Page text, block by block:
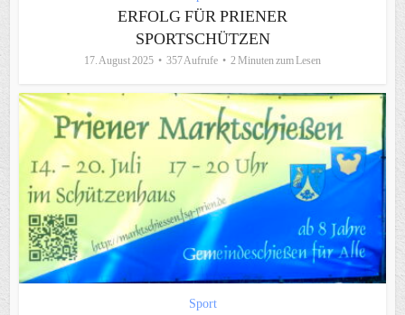
ERFOLG FÜR PRIENER
SPORTSCHÜTZEN
17. August 2025 357 Aufrufe 2 Minuten zum Lesen
Sport